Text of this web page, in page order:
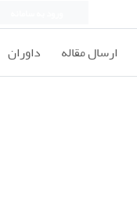
ارسال مقاله داوران